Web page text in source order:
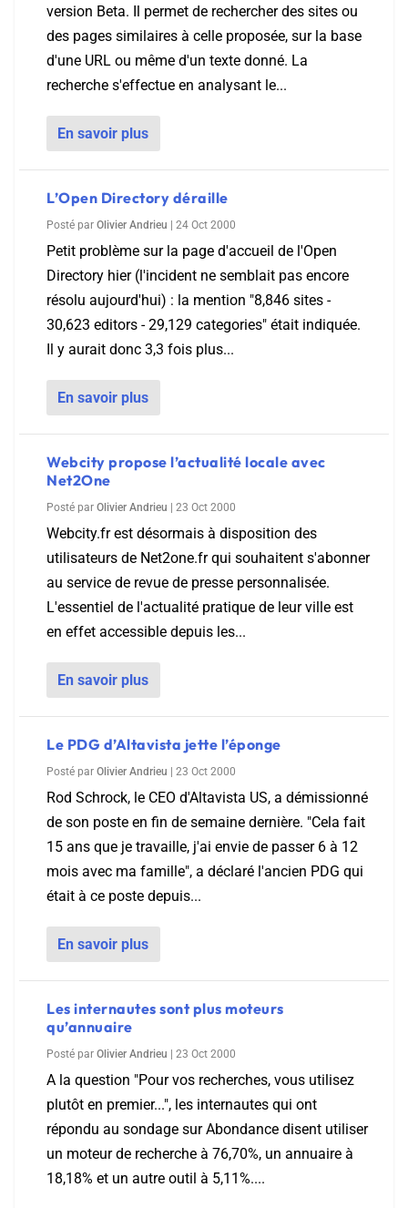
version Beta. Il permet de rechercher des sites ou
des pages similaires à celle proposée, sur la base
d'une URL ou même d'un texte donné. La
recherche s'effectue en analysant le...
En savoir plus
L’Open Directory déraille
Posté par Olivier Andrieu 24 Oct 2000
Petit problème sur la page d'accueil de l'Open
Directory hier (l'incident ne semblait pas encore
résolu aujourd'hui) : la mention "8,846 sites -
30,623 editors - 29,129 categories" était indiquée.
Il y aurait donc 3,3 fois plus...
En savoir plus
Webcity propose l’actualité locale avec
Net2One
Posté par Olivier Andrieu 23 Oct 2000
Webcity.fr est désormais à disposition des
utilisateurs de Net2one.fr qui souhaitent s'abonner
au service de revue de presse personnalisée.
L'essentiel de l'actualité pratique de leur ville est
en effet accessible depuis les...
En savoir plus
Le PDG d’Altavista jette l’éponge
Posté par Olivier Andrieu 23 Oct 2000
Rod Schrock, le CEO d'Altavista US, a démissionné
de son poste en fin de semaine dernière. "Cela fait
15 ans que je travaille, j'ai envie de passer 6 à 12
mois avec ma famille", a déclaré l'ancien PDG qui
était à ce poste depuis...
En savoir plus
Les internautes sont plus moteurs
qu’annuaire
Posté par Olivier Andrieu 23 Oct 2000
A la question "Pour vos recherches, vous utilisez
plutôt en premier...", les internautes qui ont
répondu au sondage sur Abondance disent utiliser
un moteur de recherche à 76,70%, un annuaire à
18,18% et un autre outil à 5,11%....